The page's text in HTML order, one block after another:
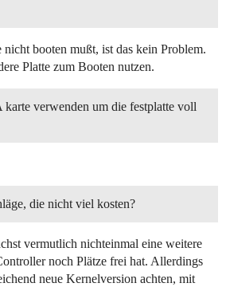
booten mußt, ist das kein Problem.
Platte zum Booten nutzen.
verwenden um die festplatte voll
die nicht viel kosten?
vermutlich nichteinmal eine weitere
noch Plätze frei hat. Allerdings
neue Kernelversion achten, mit